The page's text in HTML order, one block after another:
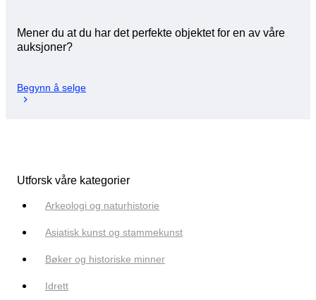
Mener du at du har det perfekte objektet for en av våre
auksjoner?
Begynn å selge
Utforsk våre kategorier
Arkeologi og naturhistorie
Asiatisk kunst og stammekunst
Bøker og historiske minner
Idrett